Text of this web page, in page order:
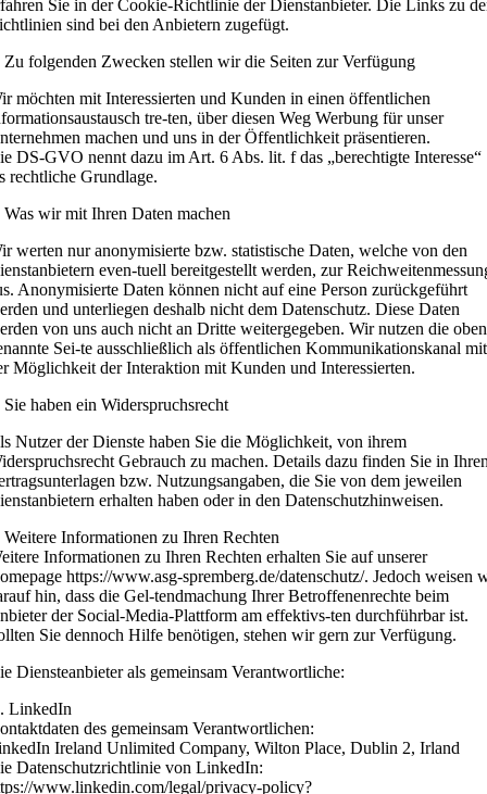
Sie in der Cookie-Richtlinie der Dienstanbieter. Die Links zu
sind bei den Anbietern zugefügt.
Zu folgenden Zwecken stellen wir die Seiten zur Verfügung
möchten mit Interessierten und Kunden in einen öffentlichen
tre-ten, über diesen Weg Werbung für unser
machen und uns in der Öffentlichkeit präsentieren.
DS-GVO nennt dazu im Art. 6 Abs. lit. f das „berechtigte Interesse“
rechtliche Grundlage.
Was wir mit Ihren Daten machen
werten nur anonymisierte bzw. statistische Daten, welche von den
even-tuell bereitgestellt werden, zur
Anonymisierte Daten können nicht auf eine Person zurückgeführt
und unterliegen deshalb nicht dem Datenschutz. Diese Daten
von uns auch nicht an Dritte weitergegeben. Wir nutzen die oben
Sei-te ausschließlich als öffentlichen Kommunikationskanal mit
Möglichkeit der Interaktion mit Kunden und Interessierten.
Sie haben ein Widerspruchsrecht
Nutzer der Dienste haben Sie die Möglichkeit, von ihrem
Gebrauch zu machen. Details dazu finden Sie in
bzw. Nutzungsangaben, die Sie von dem jeweilen
erhalten haben oder in den Datenschutzhinweisen.
Weitere Informationen zu Ihren Rechten
Informationen zu Ihren Rechten erhalten Sie auf unserer
https://www.asg-spremberg.de/datenschutz/. Jedoch weisen
hin, dass die Gel-tendmachung Ihrer Betroffenenrechte beim
der Social-Media-Plattform am effektivs-ten durchführbar ist.
Sie dennoch Hilfe benötigen, stehen wir gern zur Verfügung.
Diensteanbieter als gemeinsam Verantwortliche:
LinkedIn
des gemeinsam Verantwortlichen:
Ireland Unlimited Company, Wilton Place, Dublin 2, Irland
Datenschutzrichtlinie von LinkedIn:
www.linkedin.com/legal/privacy-policy?